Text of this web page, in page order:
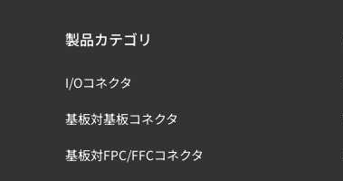
製品カテゴリ
I/Oコネクタ
基板対基板コネクタ
基板対FPC/FFCコネクタ